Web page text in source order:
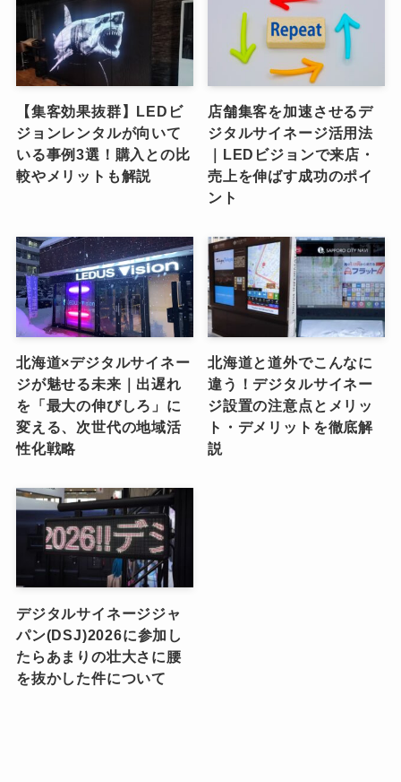
【集客効果抜群】LEDビ
ジョンレンタルが向いて
いる事例3選！購入との比
較やメリットも解説
店舗集客を加速させるデ
ジタルサイネージ活用法
｜LEDビジョンで来店・
売上を伸ばす成功のポイ
ント
北海道×デジタルサイネー
ジが魅せる未来｜出遅れ
を「最大の伸びしろ」に
変える、次世代の地域活
性化戦略
北海道と道外でこんなに
違う！デジタルサイネー
ジ設置の注意点とメリッ
ト・デメリットを徹底解
説
デジタルサイネージジャ
パン(DSJ)2026に参加し
たらあまりの壮大さに腰
を抜かした件について